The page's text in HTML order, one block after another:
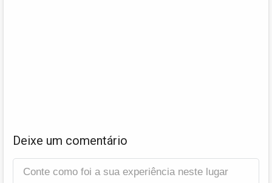
Deixe um comentário